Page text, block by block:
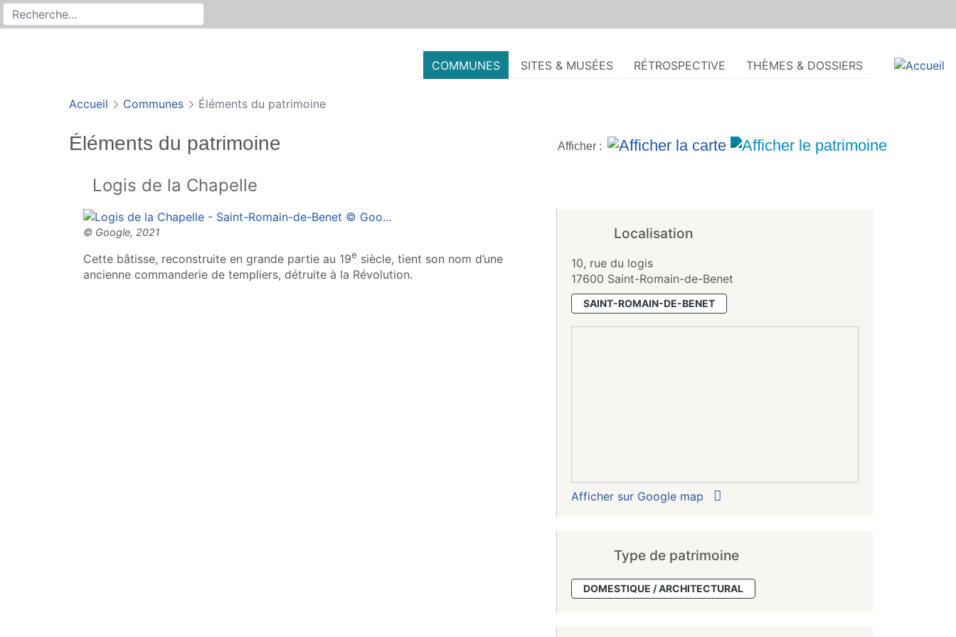
Recherche sur le site
Rechercher
COMMUNES SITES & MUSÉES RÉTROSPECTIVE THÈMES & DOSSIERS
Accueil Communes Éléments du patrimoine
Afficher :
Éléments du patrimoine
Logis de la Chapelle
Cette bâtisse, reconstruite en grande partie au 19e siècle, tient son nom d’une
ancienne commanderie de templiers, détruite à la Révolution.
Localisation
10, rue du logis
17600 Saint-Romain-de-Benet
SAINT-ROMAIN-DE-BENET
Afficher sur Google map
Type de patrimoine
DOMESTIQUE / ARCHITECTURAL